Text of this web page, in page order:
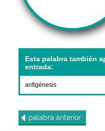
Esta palabra también
entrada:
anfigénesis
palabra anterior